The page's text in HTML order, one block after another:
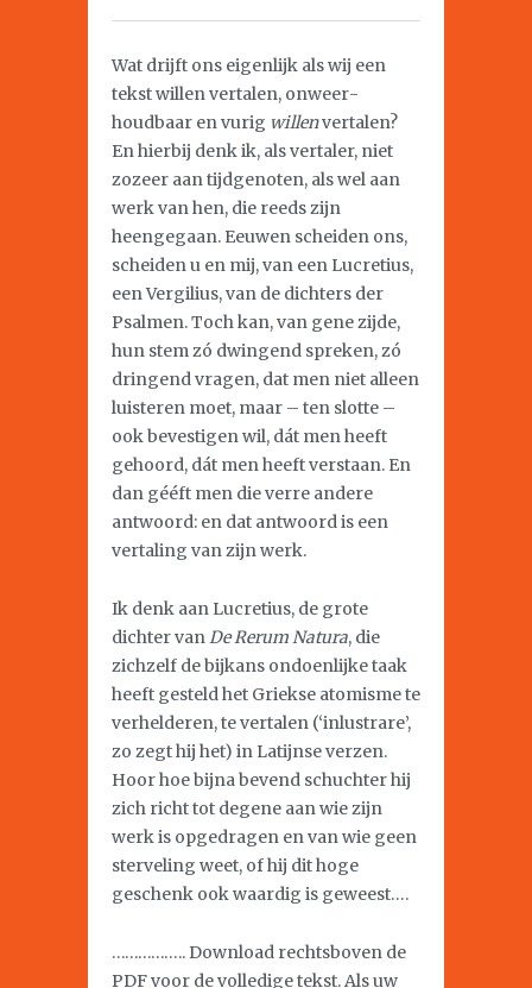
Wat drijft ons eigenlijk als wij een
tekst willen vertalen, onweer­
houdbaar en vurig willenvertalen?
En hierbij denk ik, als vertaler, niet
zozeer aan tijdgenoten, als wel aan
werk van hen, die reeds zijn
heengegaan. Eeuwen scheiden ons,
scheiden u en mij, van een Lucretius,
een Vergilius, van de dichters der
Psalmen. Toch kan, van gene zijde,
hun stem zó dwingend spreken, zó
dringend vragen, dat men niet alleen
luisteren moet, maar – ten slotte –
ook bevestigen wil, dát men heeft
gehoord, dát men heeft verstaan. En
dan gééft men die verre andere
antwoord: en dat antwoord is een
vertaling van zijn werk.
Ik denk aan Lucretius, de grote
dichter vanDe Rerum Natura, die
zichzelf de bijkans ondoenlijke taak
heeft gesteld het Griekse atomisme te
verhelderen, te vertalen (‘inlustrare’,
zo zegt hij het) in Latijnse verzen.
Hoor hoe bijna bevend schuchter hij
zich richt tot degene aan wie zijn
werk is opgedragen en van wie geen
sterveling weet, of hij dit hoge
geschenk ook waardig is geweest….
…………….. Download rechtsboven de
PDF voor de volledige tekst. Als uw